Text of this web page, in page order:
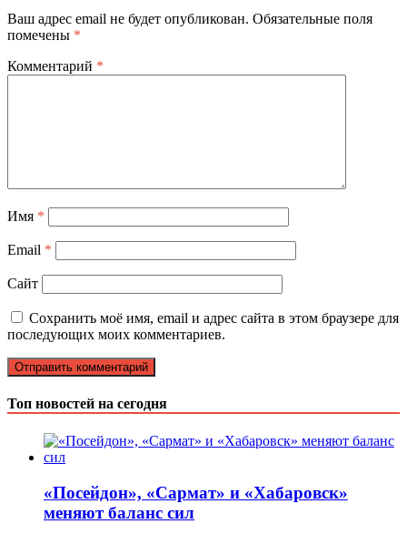
Ваш адрес email не будет опубликован. Обязательные поля
помечены *
Комментарий *
Имя *
Email *
Сайт
Сохранить моё имя, email и адрес сайта в этом браузере для
последующих моих комментариев.
Топ новостей на сегодня
«Посейдон», «Сармат» и «Хабаровск»
меняют баланс сил